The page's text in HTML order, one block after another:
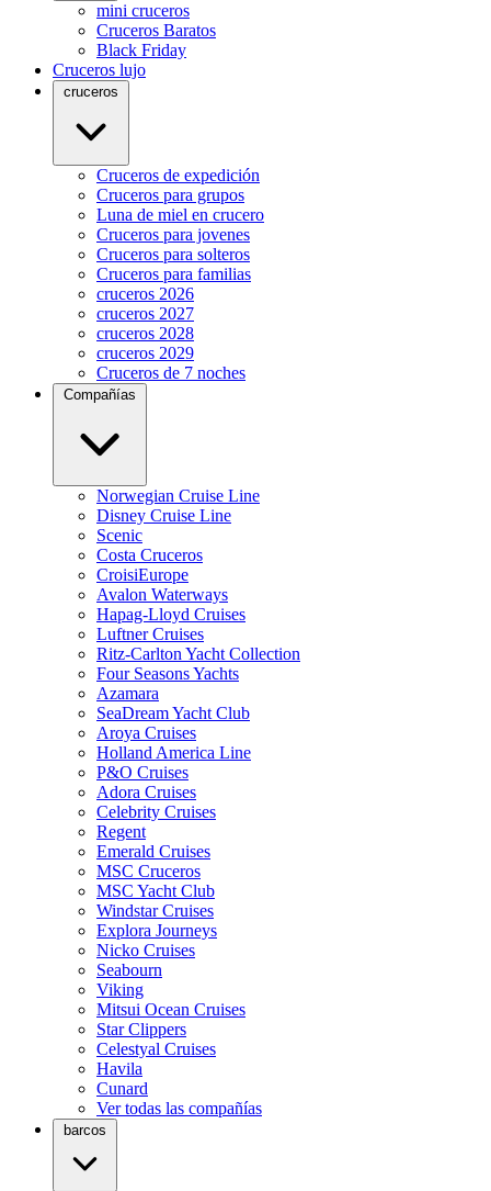
mini cruceros
Cruceros Baratos
Black Friday
Cruceros lujo
cruceros
Cruceros de expedición
Cruceros para grupos
Luna de miel en crucero
Cruceros para jovenes
Cruceros para solteros
Cruceros para familias
cruceros 2026
cruceros 2027
cruceros 2028
cruceros 2029
Cruceros de 7 noches
Compañías
Norwegian Cruise Line
Disney Cruise Line
Scenic
Costa Cruceros
CroisiEurope
Avalon Waterways
Hapag-Lloyd Cruises
Luftner Cruises
Ritz-Carlton Yacht Collection
Four Seasons Yachts
Azamara
SeaDream Yacht Club
Aroya Cruises
Holland America Line
P&O Cruises
Adora Cruises
Celebrity Cruises
Regent
Emerald Cruises
MSC Cruceros
MSC Yacht Club
Windstar Cruises
Explora Journeys
Nicko Cruises
Seabourn
Viking
Mitsui Ocean Cruises
Star Clippers
Celestyal Cruises
Havila
Cunard
Ver todas las compañías
barcos